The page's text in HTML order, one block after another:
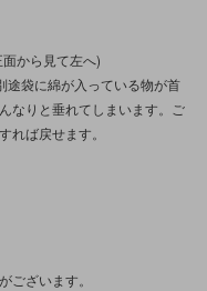
から見て左へ)
途袋に綿が入っている物が首
なりと垂れてしまいます。ご
れば戻せます。
ございます。